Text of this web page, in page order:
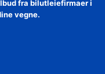
fra bilutleiefirmaer i
vegne.